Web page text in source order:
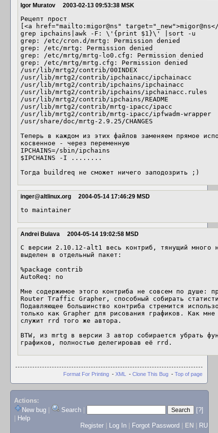
Igor Muratov 2003-02-13 09:53:38 MSK
Рецепт прост
[<a href="mailto:migor@ns"
grep ipchains|awk -F: \'{print $1}\' |sort -u
grep: /etc/cron.d/mrtg: Permission denied
grep: /etc/mrtg: Permission denied
grep: /etc/mrtg/mrtg-lo0.cfg: Permission denied
grep: /etc/mrtg/mrtg.cfg: Permission denied
/usr/lib/mrtg2/contrib/00INDEX
/usr/lib/mrtg2/contrib/ipchainacc/ipchainacc
/usr/lib/mrtg2/contrib/ipchains/ipchainacc
/usr/lib/mrtg2/contrib/ipchains/ipchainacc.rules
/usr/lib/mrtg2/contrib/ipchains/README
/usr/lib/mrtg2/contrib/mrtg-ipacc/ipacc
/usr/lib/mrtg2/contrib/mrtg-ipacc/ipfwadm-wrapper
/usr/share/doc/mrtg-2.9.25/CHANGES
Теперь в каждом из этих файлов заменяем прямое
косвенное - через переменную
IPCHAINS=/sbin/ipchains
$IPCHAINS -I ........
Тогда buildreq не сможет ничего заподозрить ;)
inger@altlinux.org 2004-05-14 17:46:29 MSD
to maintainer
Andrei Bulava 2004-05-14 19:02:58 MSD
С версии 2.10.12-alt1 весь контриб, тянущий много
выделен в отдельный пакет:
%package contrib
AutoReq: no
Мне содержимое этого контриба не совсем по душе:
Router Traffic Grapher, способный собирать
Подавляющее большинство контриба стремится
только как Grapher для рисования графиков. Как
служит rrd того же автора.
BTW, из mrtg в версии 3 автор собирается убрать
Format For Printing - XML - Clone This Bug - Top of page
Actions:
New bug
Search
[?]
Help
Register
Log In Forgot Password EN RU